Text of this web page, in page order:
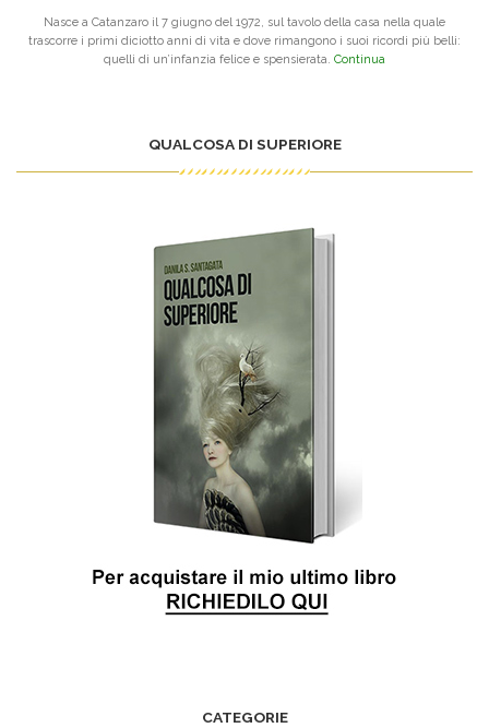
Nasce a Catanzaro il 7 giugno del 1972, sul tavolo della casa nella quale
trascorre i primi diciotto anni di vita e dove rimangono i suoi ricordi più belli:
quelli di un’infanzia felice e spensierata. Continua
QUALCOSA DI SUPERIORE
CATEGORIE